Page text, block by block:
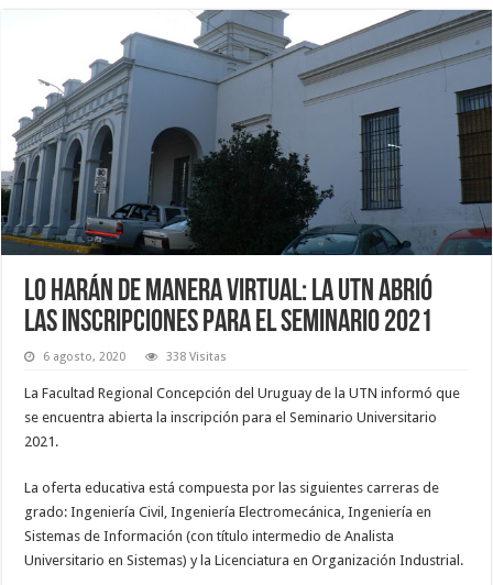
Lo harán de manera virtual: la UTN abrió
las inscripciones para el Seminario 2021
6 agosto, 2020 338 Visitas
La Facultad Regional Concepción del Uruguay de la UTN informó que
se encuentra abierta la inscripción para el Seminario Universitario
2021.
La oferta educativa está compuesta por las siguientes carreras de
grado: Ingeniería Civil, Ingeniería Electromecánica, Ingeniería en
Sistemas de Información (con título intermedio de Analista
Universitario en Sistemas) y la Licenciatura en Organización Industrial.